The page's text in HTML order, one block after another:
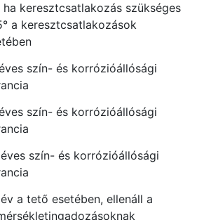
ha keresztcsatlakozás szükséges
a keresztcsatlakozások
szín- és korrózióállósági
szín- és korrózióállósági
szín- és korrózióállósági
a tető esetében, ellenáll a